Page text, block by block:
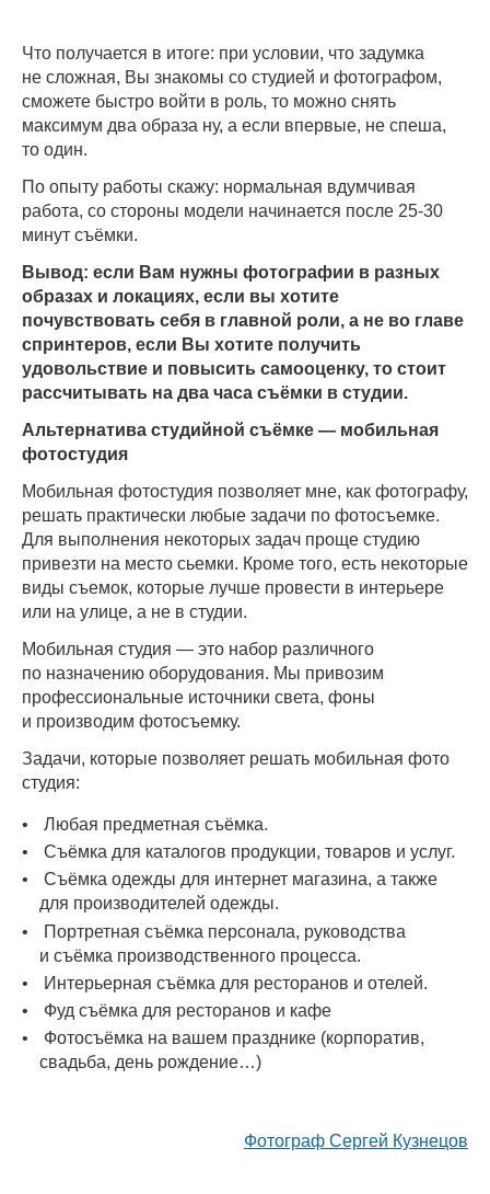
Что получается в итоге: при условии, что задумка
не сложная, Вы знакомы со студией и фотографом,
сможете быстро войти в роль, то можно снять
максимум два образа ну, а если впервые, не спеша,
то один.
По опыту работы скажу: нормальная вдумчивая
работа, со стороны модели начинается после 25-30
минут съёмки.
Вывод: если Вам нужны фотографии в разных
образах и локациях, если вы хотите
почувствовать себя в главной роли, а не во главе
спринтеров, если Вы хотите получить
удовольствие и повысить самооценку, то стоит
рассчитывать на два часа съёмки в студии.
Альтернатива студийной съёмке — мобильная
фотостудия
Мобильная фотостудия позволяет мне, как фотографу,
решать практически любые задачи по фотосъемке.
Для выполнения некоторых задач проще студию
привезти на место сьемки. Кроме того, есть некоторые
виды съемок, которые лучше провести в интерьере
или на улице, а не в студии.
Мобильная студия — это набор различного
по назначению оборудования. Мы привозим
профессиональные источники света, фоны
и производим фотосъемку.
Задачи, которые позволяет решать мобильная фото
студия:
Любая предметная съёмка.
Съёмка для каталогов продукции, товаров и услуг.
Съёмка одежды для интернет магазина, а также
для производителей одежды.
Портретная съёмка персонала, руководства
и съёмка производственного процесса.
Интерьерная съёмка для ресторанов и отелей.
Фуд съёмка для ресторанов и кафе
Фотосъёмка на вашем празднике (корпоратив,
свадьба, день рождение…)
Фотограф Сергей Кузнецов